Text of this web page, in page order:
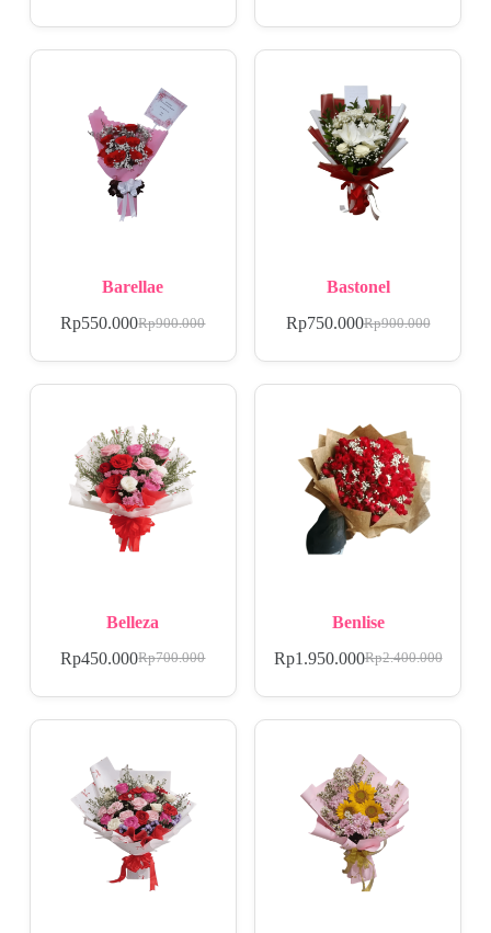
Barellae
Rp900.000
Rp550.000
Bastonel
Rp900.000
Rp750.000
Belleza
Rp700.000
Rp450.000
Benlise
Rp2.400.000
Rp1.950.000